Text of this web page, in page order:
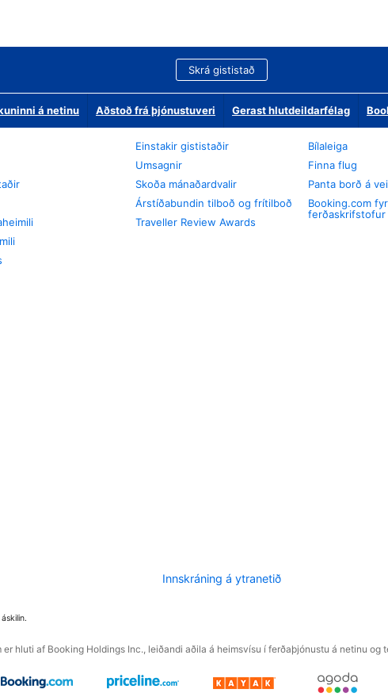
Skrá gististað
á netinu Aðstoð frá þjónustuveri Gerast hlutdeildarfélag
Einstakir gististaðir
Umsagnir
Skoða mánaðardvalir
Árstíðabundin tilboð og frítilboð
Traveller Review Awards
Bílaleiga
Finna flug
Panta borð á
Booking.com
ferðaskrifstofur
Innskráning á ytranetið
er hluti af Booking Holdings Inc., leiðandi aðila á heimsvísu í ferðaþjónustu á netinu og